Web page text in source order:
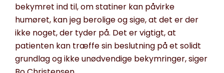
bekymret ind til, omstatiner kan påvirke
humøret, kan jeg berolige og sige, at det er der
ikke noget, der tyder på. Det er vigtigt,at
patienten kan træffe sin beslutning pået solidt
grundlag og ikke unødvendige bekymringer,siger